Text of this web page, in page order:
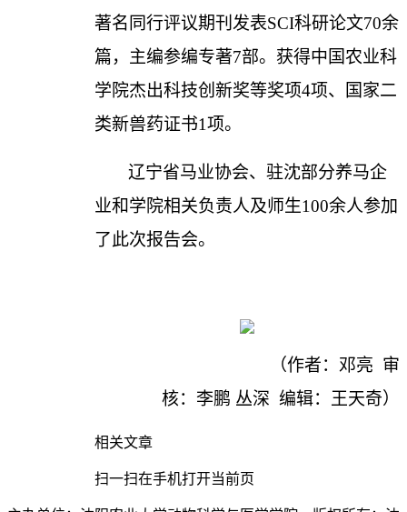
著名同行评议期刊发表SCI科研论文70余
篇，主编参编专著7部。获得中国农业科
学院杰出科技创新奖等奖项4项、
国家二
类新兽药证书1项。
辽宁省马业协会、驻沈部分养马企
业和学院相关负责人及师生100余人参加
了此次报告会。
（作者：邓亮 审
核：李鹏 丛深 编辑：王天奇）
相关文章
扫一扫在手机打开当前页